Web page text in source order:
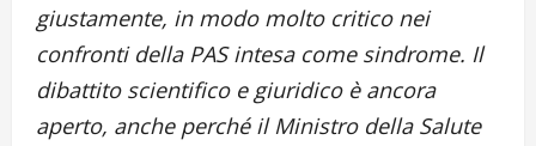
giustamente, in modo molto critico nei
confronti della PAS intesa come sindrome. Il
dibattito scientifico e giuridico è ancora
aperto, anche perché il Ministro della Salute